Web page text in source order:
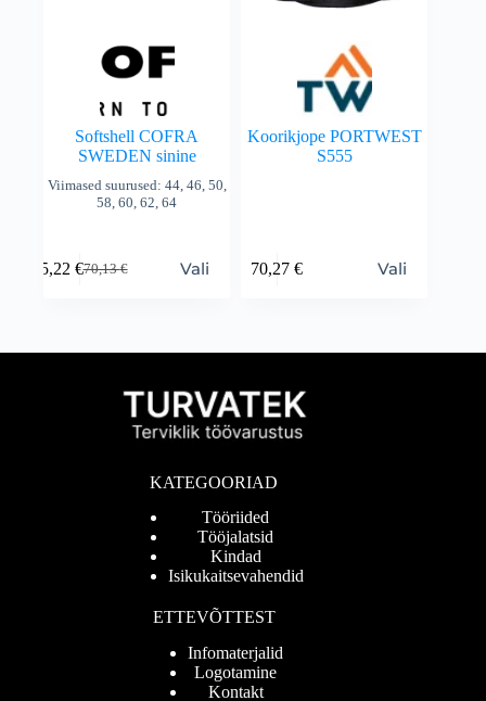
Softshell COFRA
SWEDEN sinine
Viimased suurused: 44, 46, 50,
58, 60, 62, 64
70,13€
45,22 € Vali
Koorikjope PORTWEST
S555
70,27€ Vali
KATEGOORIAD
Tööriided
Tööjalatsid
Kindad
Isikukaitsevahendid
ETTEVÕTTEST
Infomaterjalid
Logotamine
Kontakt